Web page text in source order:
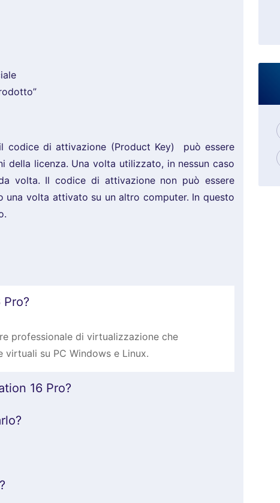
codice di attivazione (Product Key) può essere
licenza. Una volta utilizzato, in nessun caso
volta. Il codice di attivazione non può essere
volta attivato su un altro computer. In questo
Pro?
professionale di virtualizzazione che
su PC Windows e Linux.
16 Pro?